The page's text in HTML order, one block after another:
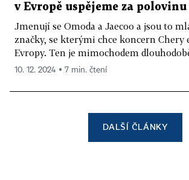
v Evropě uspějeme za polovinu
Jmenují se Omoda a Jaecoo a jsou to
značky, se kterými chce koncern Chery
Evropy. Ten je mimochodem
10. 12. 2024 ▪ 7 min. čtení
DALŠÍ ČLÁNKY